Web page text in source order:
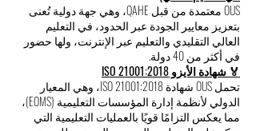
🌐 الاعتماد من QAHE (الرابطة الدولية لضمان الجودة
في التعليم العالي)
OUS معتمدة من قبل QAHE، وهي جهة دولية تُعنى
بتعزيز معايير الجودة عبر الحدود، في التعليم
العالي التقليدي والتعليم عبر الإنترنت، ولها حضور
في أكثر من 40 دولة.
🏅 شهادة الأيزو ISO 21001:2018
تحمل OUS شهادة ISO 21001:2018، وهي المعيار